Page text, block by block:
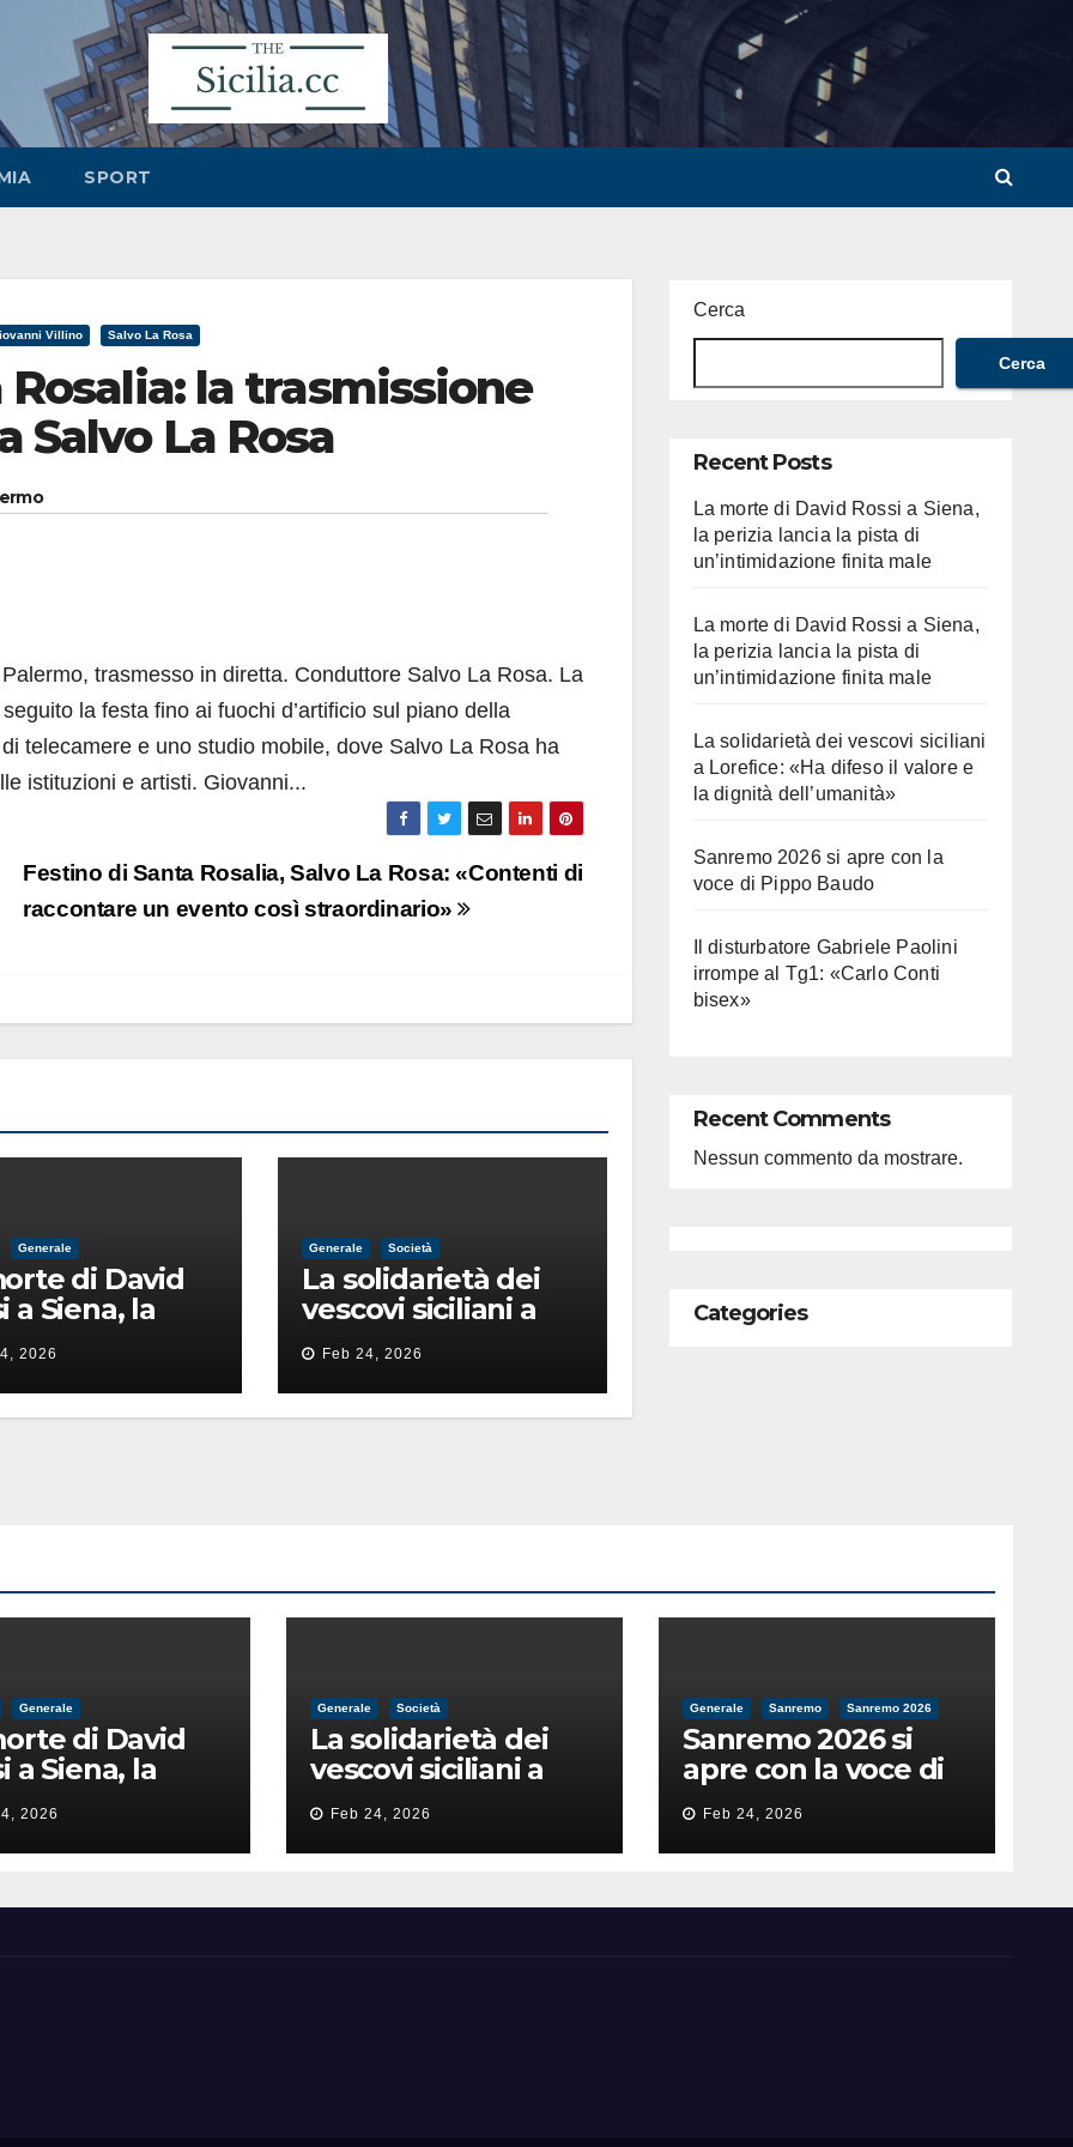
SPORT
Villino Salvo La Rosa
la trasmissione
Salvo La Rosa
trasmesso in diretta. Conduttore Salvo La Rosa. La
la festa fino ai fuochi d’artificio sul piano della
telecamere e uno studio mobile, dove Salvo La Rosa ha
istituzioni e artisti. Giovanni...
Festino di Santa Rosalia, Salvo La Rosa: «Contenti di
raccontare un evento così straordinario»
Generale
di David
a Siena, la
lancia la
di
male
2026
Generale Società
La solidarietà dei
vescovi siciliani a
Lorefice: «Ha difeso
il valore e la dignità
dell’umanità»
Feb 24, 2026
Cerca
Cerca
Recent Posts
La morte di David Rossi a Siena,
la perizia lancia la pista di
un’intimidazione finita male
La morte di David Rossi a Siena,
la perizia lancia la pista di
un’intimidazione finita male
La solidarietà dei vescovi siciliani
a Lorefice: «Ha difeso il valore e
la dignità dell’umanità»
Sanremo 2026 si apre con la
voce di Pippo Baudo
Il disturbatore Gabriele Paolini
irrompe al Tg1: «Carlo Conti
bisex»
Recent Comments
Nessun commento da mostrare.
Categories
Generale
di David
a Siena, la
lancia la
di
2026
Generale Società
La solidarietà dei
vescovi siciliani a
Lorefice: «Ha difeso
il valore e la dignità
dell’umanità»
Feb 24, 2026
Generale Sanremo Sanremo 2026
Sanremo 2026 si
apre con la voce di
Pippo Baudo
Feb 24, 2026